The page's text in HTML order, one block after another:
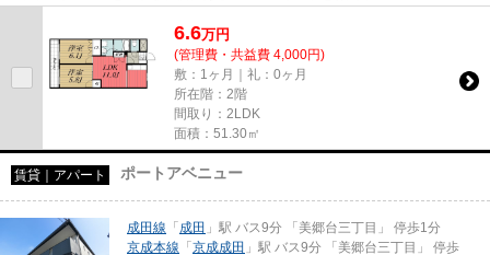
6.6万円
(管理費・共益費 4,000円)
敷：1ヶ月｜礼：0ヶ月
所在階：2階
間取り：2LDK
面積：51.30㎡
賃貸｜アパート ポートアベニュー
成田線 「成田 」駅 バス9分 「美郷台三丁目」 停歩1分
京成本線 「京成成田 」駅 バス9分 「美郷台三丁目」 停歩